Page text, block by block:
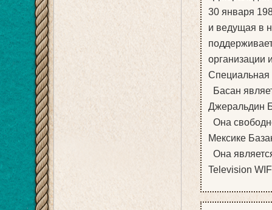
30 января
и ведущая в
организации
Басан
Джеральдин
Она
Мексике
Она
Television